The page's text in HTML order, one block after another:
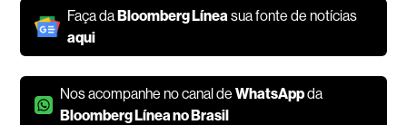
Faça daBloomberg Línea sua fonte de notícias
aqui
Nos acompanhe no canal deWhatsAppda
Bloomberg Línea no Brasil